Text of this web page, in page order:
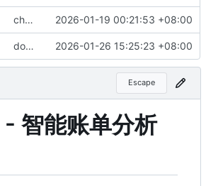
chore(release): v1.0.9 移除 Webhook 自动部署功能 2026-01-19 00:21:53 +08:00
docs: add gitea webhook deploy plan 2026-01-26 15:25:23 +08:00
Escape
智能账单分析